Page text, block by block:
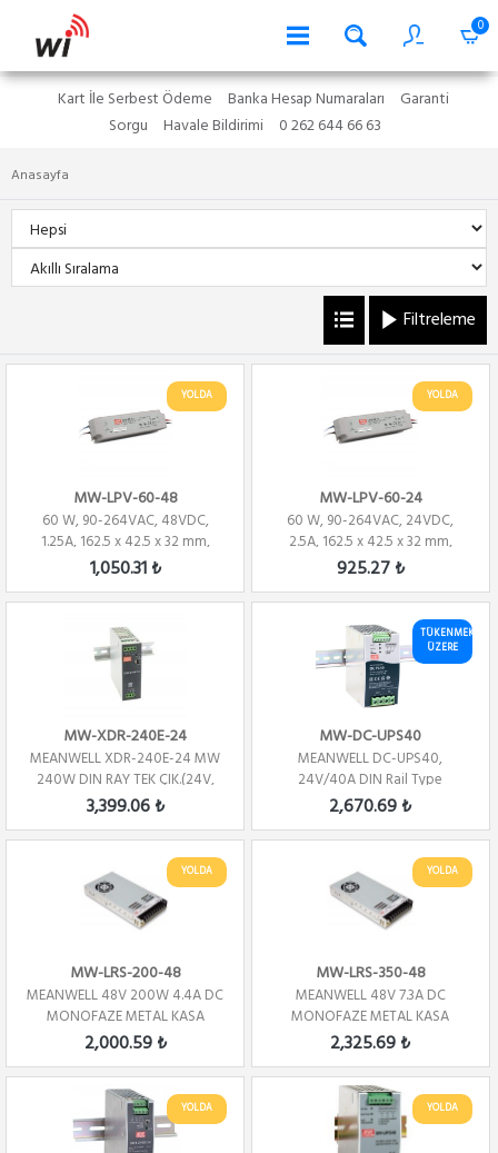
0
Kart İle Serbest Ödeme Banka Hesap Numaraları
Garanti
Sorgu
Havale Bildirimi 0 262 644 66 63
Anasayfa
Filtreleme
YOLDA
MW-LPV-60-48
60 W, 90-264VAC, 48VDC,
1.25A, 162.5 x 42.5 x 32 mm,
Aydınlatma Gü...
1,050.31 ₺
YOLDA
MW-LPV-60-24
60 W, 90-264VAC, 24VDC,
2.5A, 162.5 x 42.5 x 32 mm,
Aydınlatma Güç...
925.27 ₺
MW-XDR-240E-24
MEANWELL XDR-240E-24 MW
240W DIN RAY TEK ÇIK.(24V,
10A)
3,399.06 ₺
TÜKENMEK
ÜZERE
MW-DC-UPS40
MEANWELL DC-UPS40,
24V/40A DIN Rail Type
Uninterruptible DC-UPS Mo...
2,670.69 ₺
YOLDA
MW-LRS-200-48
MEANWELL 48V 200W 4.4A DC
MONOFAZE METAL KASA
2,000.59 ₺
YOLDA
MW-LRS-350-48
MEANWELL 48V 7.3A DC
MONOFAZE METAL KASA
2,325.69 ₺
YOLDA YOLDA